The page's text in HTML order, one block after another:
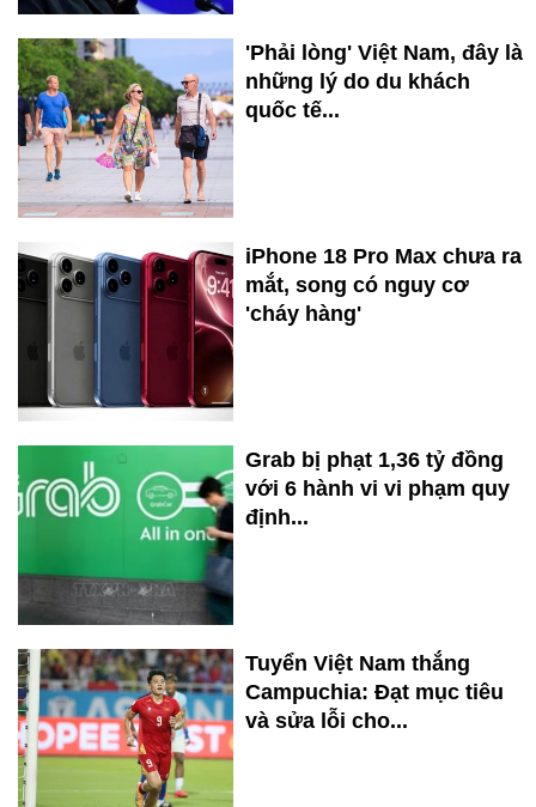
'Phải lòng' Việt Nam, đây là
những lý do du khách
quốc tế...
iPhone 18 Pro Max chưa ra
mắt, song có nguy cơ
'cháy hàng'
Grab bị phạt 1,36 tỷ đồng
với 6 hành vi vi phạm quy
định...
Tuyển Việt Nam thắng
Campuchia: Đạt mục tiêu
và sửa lỗi cho...